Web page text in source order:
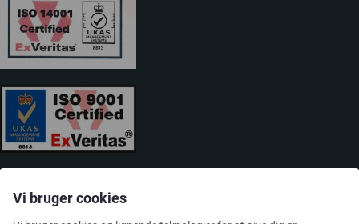
Vi bruger cookies